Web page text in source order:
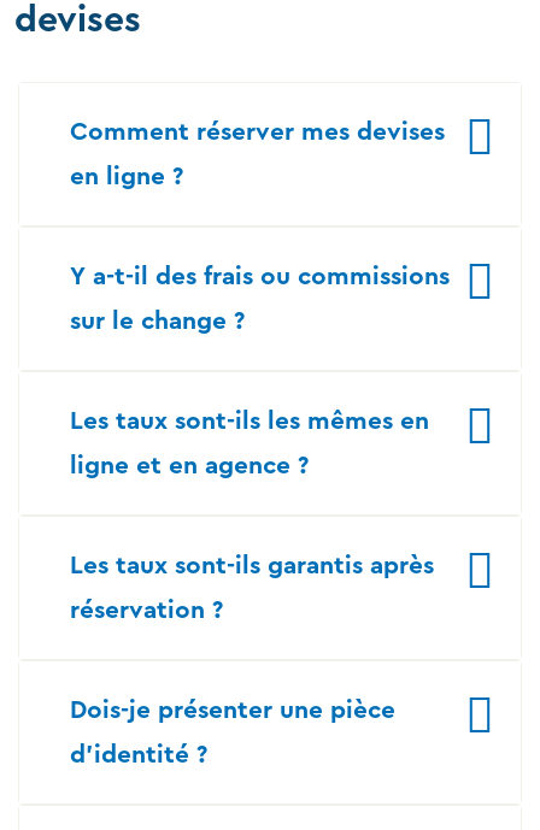
devises
Comment réserver mes devises
en ligne ?
Y a-t-il des frais ou commissions
sur le change ?
Les taux sont-ils les mêmes en
ligne et en agence ?
Les taux sont-ils garantis après
réservation ?
Dois-je présenter une pièce
d’identité ?